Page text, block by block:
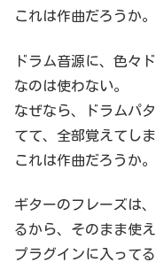
これは作曲だろうか。
ドラム音源に、色々
なのは使わない。
なぜなら、ドラムパ
てて、全部覚えてし
これは作曲だろうか。
ギターのフレーズは
るから、そのまま使え
プラグインに入って